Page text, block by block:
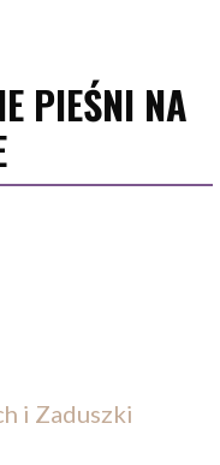
PIEŚNI NA
i Zaduszki